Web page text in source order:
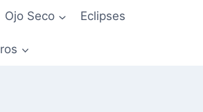
Ojo Seco Eclipses